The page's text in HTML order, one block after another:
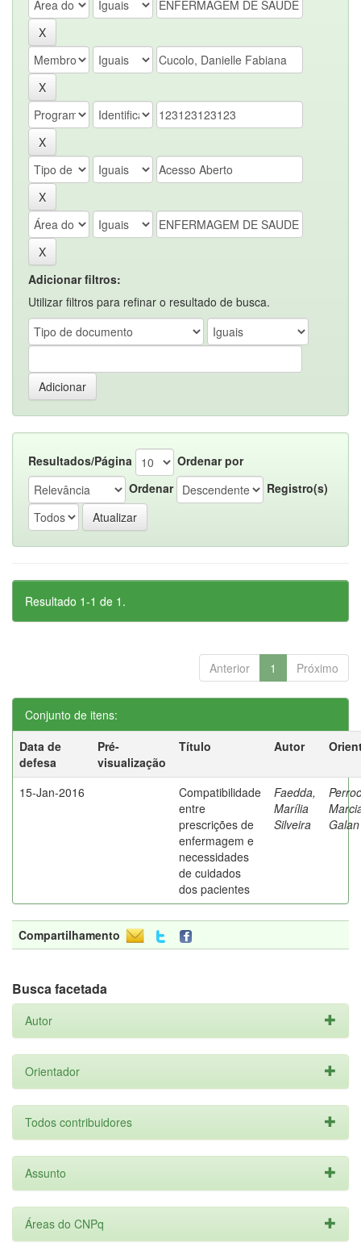
Adicionar filtros:
Utilizar filtros para refinar o resultado de busca.
Resultados/Página
Ordenar por
Ordenar
Registro(s)
Resultado 1-1 de 1.
Anterior 1 Próximo
Conjunto de itens:
Data de
defesa
Pré-
visualização
Título Autor
15-Jan-2016
Compatibilidade
entre
prescrições de
enfermagem e
necessidades
de cuidados
dos pacientes
Faedda,
Marília
Silveira
Galan
Compartilhamento
Busca facetada
Autor
Orientador
Todos contribuidores
Assunto
Áreas do CNPq